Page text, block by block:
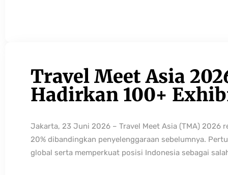
Travel Meet Asia
Hadirkan 100+
Jakarta, 23 Juni 2026 – Travel Meet Asia (TMA) 2026
20% dibandingkan penyelenggaraan sebelumnya.
global serta memperkuat posisi Indonesia sebagai